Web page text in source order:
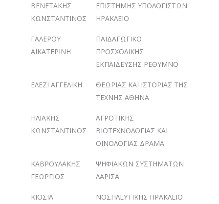
ΒΕΝΕΤΑΚΗΣ
ΚΩΝΣΤΑΝΤΙΝΟΣ
ΕΠΙΣΤΗΜΗΣ ΥΠΟΛΟΓΙΣΤΩΝ
ΗΡΑΚΛΕΙΟ
ΓΑΛΕΡΟΥ
ΑΙΚΑΤΕΡΙΝΗ
ΠΑΙΔΑΓΩΓΙΚΟ
ΠΡΟΣΧΟΛΙΚΗΣ
ΕΚΠΑΙΔΕΥΣΗΣ ΡΕΘΥΜΝΟ
ΕΛΕΖΙ ΑΓΓΕΛΙΚΗ
ΘΕΩΡΙΑΣ ΚΑΙ ΙΣΤΟΡΙΑΣ ΤΗΣ
ΤΕΧΝΗΣ ΑΘΗΝΑ
ΗΛΙΑΚΗΣ
ΚΩΝΣΤΑΝΤΙΝΟΣ
ΑΓΡΟΤΙΚΗΣ
ΒΙΟΤΕΧΝΟΛΟΓΙΑΣ ΚΑΙ
ΟΙΝΟΛΟΓΙΑΣ ΔΡΑΜΑ
ΚΑΒΡΟΥΛΑΚΗΣ
ΓΕΩΡΓΙΟΣ
ΨΗΦΙΑΚΩΝ ΣΥΣΤΗΜΑΤΩΝ
ΛΑΡΙΣΑ
ΚΙΟΣΙΑ
ΝΟΣΗΛΕΥΤΙΚΗΣ ΗΡΑΚΛΕΙΟ